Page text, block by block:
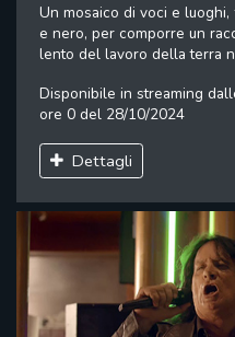
Un mosaico di voci e
e nero, per comporre un
lento del lavoro della terra
Disponibile in streaming
ore 0 del 28/10/2024
Dettagli